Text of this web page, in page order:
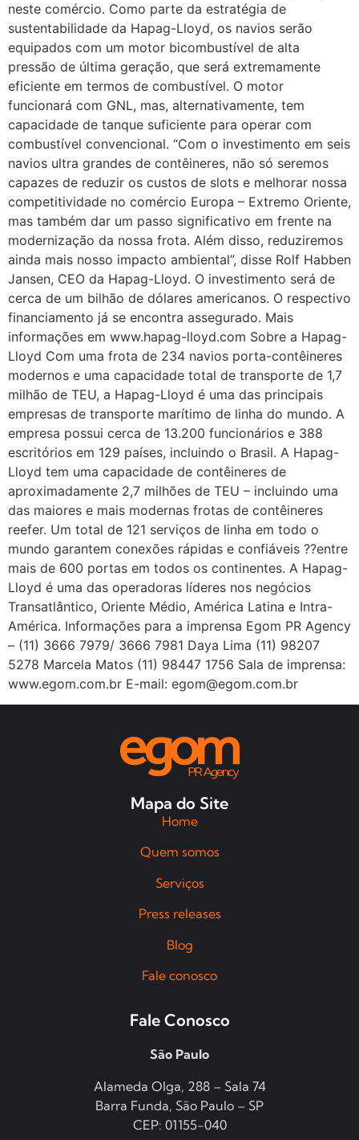
neste comércio. Como parte da estratégia de
sustentabilidade da Hapag-Lloyd, os navios serão
equipados com um motor bicombustível de alta
pressão de última geração, que será extremamente
eficiente em termos de combustível. O motor
funcionará com GNL, mas, alternativamente, tem
capacidade de tanque suficiente para operar com
combustível convencional. “Com o investimento em seis
navios ultra grandes de contêineres, não só seremos
capazes de reduzir os custos de slots e melhorar nossa
competitividade no comércio Europa – Extremo Oriente,
mas também dar um passo significativo em frente na
modernização da nossa frota. Além disso, reduziremos
ainda mais nosso impacto ambiental”, disse Rolf Habben
Jansen, CEO da Hapag-Lloyd. O investimento será de
cerca de um bilhão de dólares americanos. O respectivo
financiamento já se encontra assegurado. Mais
informações em www.hapag-lloyd.com Sobre a Hapag-
Lloyd Com uma frota de 234 navios porta-contêineres
modernos e uma capacidade total de transporte de 1,7
milhão de TEU, a Hapag-Lloyd é uma das principais
empresas de transporte marítimo de linha do mundo. A
empresa possui cerca de 13.200 funcionários e 388
escritórios em 129 países, incluindo o Brasil. A Hapag-
Lloyd tem uma capacidade de contêineres de
aproximadamente 2,7 milhões de TEU – incluindo uma
das maiores e mais modernas frotas de contêineres
reefer. Um total de 121 serviços de linha em todo o
mundo garantem conexões rápidas e confiáveis ??entre
mais de 600 portas em todos os continentes. A Hapag-
Lloyd é uma das operadoras líderes nos negócios
Transatlântico, Oriente Médio, América Latina e Intra-
América. Informações para a imprensa Egom PR Agency
– (11) 3666 7979/ 3666 7981 Daya Lima (11) 98207
5278 Marcela Matos (11) 98447 1756 Sala de imprensa:
www.egom.com.br E-mail: egom@egom.com.br
Mapa do Site
Home
Quem somos
Serviços
Press releases
Blog
Fale conosco
Fale Conosco
São Paulo
Alameda Olga, 288 – Sala 74
Barra Funda, São Paulo – SP
CEP: 01155-040